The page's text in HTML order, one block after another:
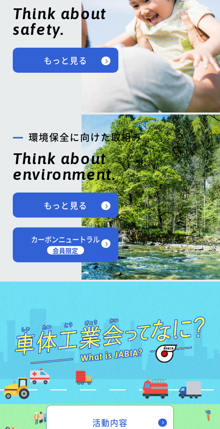
Think about
safety.
もっと見る
環境保全に向けた取組み
Think about
environment.
もっと見る
カーボンニュートラル
会員限定
活動内容